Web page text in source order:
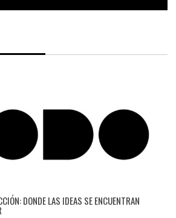
DONDE LAS IDEAS SE ENCUENTRAN